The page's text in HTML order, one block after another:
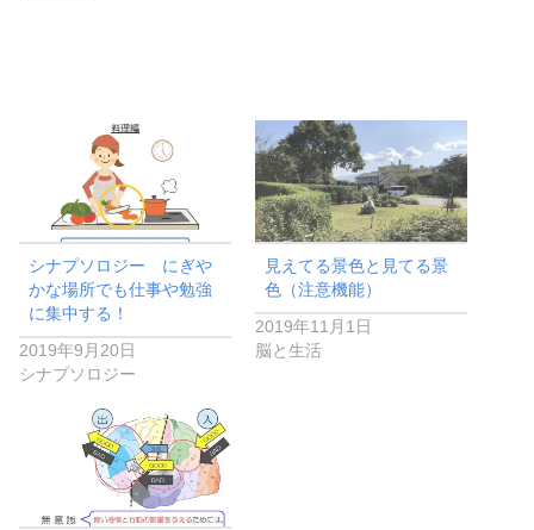
シナプソロジー にぎや
かな場所でも仕事や勉強
に集中する！
2019年9月20日
シナプソロジー
見えてる景色と見てる景
色（注意機能）
2019年11月1日
脳と生活